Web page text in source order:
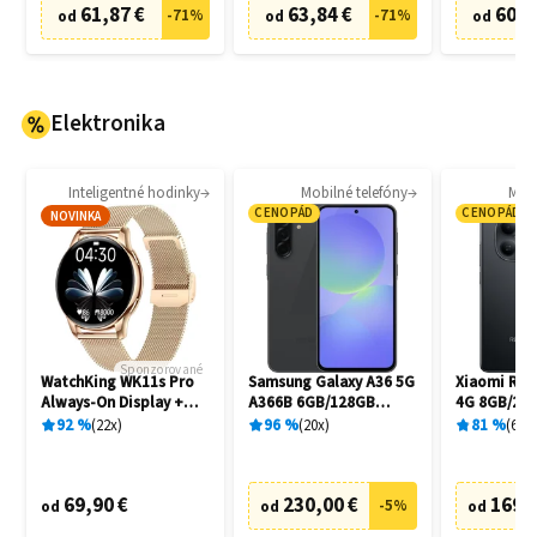
od 61,87 € -71% od 63,84 € -71% od
Elektronika
Inteligentné hodinky
NOVINKA
Sponzorované
WatchKing WK11s Pro
Always-On Display +
Extra remienok
92% 22x
od 69,90 €
Mobilné telefóny
CENOPÁD
Samsung Galaxy A36 5G
A366B 6GB/128GB
Awesome Black
96% 20x
od 230,00 € -5%
CENOPÁD
Xiaomi
4G 8GB/
81% 6
od